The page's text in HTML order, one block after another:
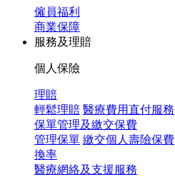
僱員福利
商業保障
服務及理賠
個人保險
理賠
輕鬆理賠 醫療費用直付服務
保單管理及繳交保費
管理保單 繳交個人壽險保費
換率
醫療網絡及支援服務